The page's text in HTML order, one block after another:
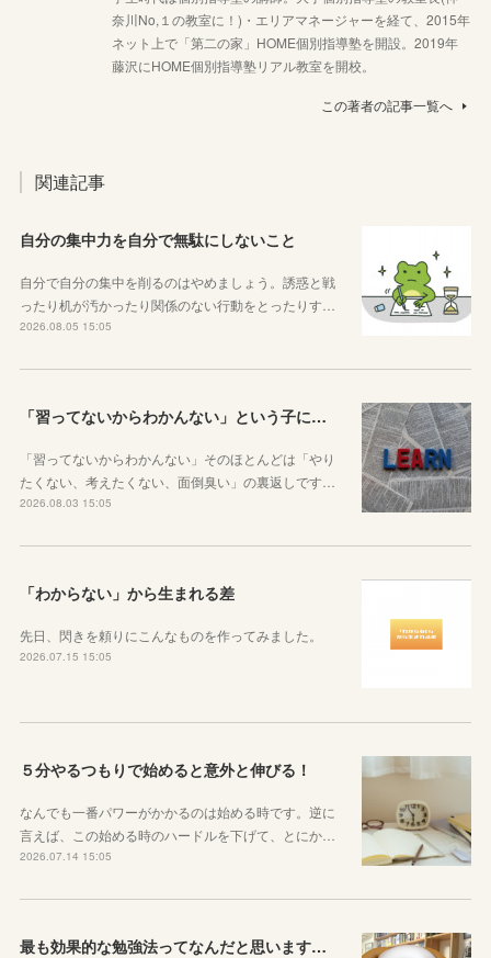
奈川No,１の教室に！)・エリアマネージャーを経て、2015年
ネット上で「第二の家」HOME個別指導塾を開設。2019年
藤沢にHOME個別指導塾リアル教室を開校。
この著者の記事一覧へ
関連記事
自分の集中力を自分で無駄にしないこと
自分で自分の集中を削るのはやめましょう。誘惑と戦
ったり机が汚かったり関係のない行動をとったりす…
2026.08.05 15:05
「習ってないからわかんない」という子に伝えたい、勉強しようと思ったらその方法はいくらでもあるということ
「習ってないからわかんない」そのほとんどは「やり
たくない、考えたくない、面倒臭い」の裏返しです…
2026.08.03 15:05
「わからない」から生まれる差
先日、閃きを頼りにこんなものを作ってみました。
2026.07.15 15:05
５分やるつもりで始めると意外と伸びる！
なんでも一番パワーがかかるのは始める時です。逆に
言えば、この始める時のハードルを下げて、とにか…
2026.07.14 15:05
最も効果的な勉強法ってなんだと思いますか？